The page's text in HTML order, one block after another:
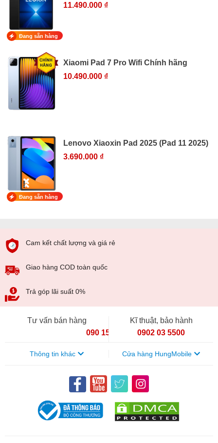
11.490.000 ₫
Đang sẵn hàng
Xiaomi Pad 7 Pro Wifi Chính hãng
10.490.000 ₫
Lenovo Xiaoxin Pad 2025 (Pad 11 2025)
3.690.000 ₫
Đang sẵn hàng
Cam kết chất lượng và giá rẻ
Giao hàng COD toàn quốc
Trả góp lãi suất 0%
Tư vấn bán hàng
090 154 8866
Kĩ thuật, bảo hành
0902 03 5500
Thông tin khác Cửa hàng HungMobile